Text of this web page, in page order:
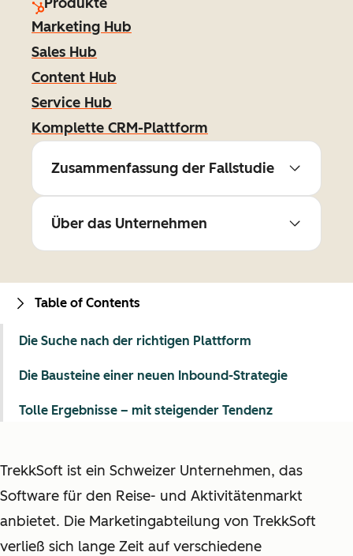
Marketing Hub
Sales Hub
Content Hub
Service Hub
Komplette CRM-Plattform
Zusammenfassung der Fallstudie
Über das Unternehmen
TrekkSoft ist ein Schweizer Unternehmen, das
Software für den Reise- und Aktivitätenmarkt
anbietet. Die Marketingabteilung von TrekkSoft
verließ sich lange Zeit auf verschiedene
Table of Contents
Die Suche nach der richtigen Plattform
Die Bausteine einer neuen Inbound-Strategie
Tolle Ergebnisse – mit steigender Tendenz